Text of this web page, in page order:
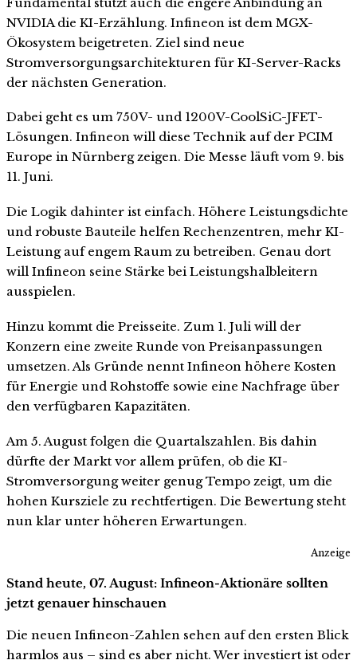
NVIDIA die KI-Erzählung. Infineon ist dem MGX-
Ökosystem beigetreten. Ziel sind neue
Stromversorgungsarchitekturen für KI-Server-Racks
der nächsten Generation.
Dabei geht es um 750V- und 1200V-CoolSiC-JFET-
Lösungen. Infineon will diese Technik auf der PCIM
Europe in Nürnberg zeigen. Die Messe läuft vom 9. bis
11. Juni.
Die Logik dahinter ist einfach. Höhere Leistungsdichte
und robuste Bauteile helfen Rechenzentren, mehr KI-
Leistung auf engem Raum zu betreiben. Genau dort
will Infineon seine Stärke bei Leistungshalbleitern
ausspielen.
Hinzu kommt die Preisseite. Zum 1. Juli will der
Konzern eine zweite Runde von Preisanpassungen
umsetzen. Als Gründe nennt Infineon höhere Kosten
für Energie und Rohstoffe sowie eine Nachfrage über
den verfügbaren Kapazitäten.
Am 5. August folgen die Quartalszahlen. Bis dahin
dürfte der Markt vor allem prüfen, ob die KI-
Stromversorgung weiter genug Tempo zeigt, um die
hohen Kursziele zu rechtfertigen. Die Bewertung steht
nun klar unter höheren Erwartungen.
Anzeige
Stand heute, 07. August: Infineon-Aktionäre sollten
jetzt genauer hinschauen
Die neuen Infineon-Zahlen sehen auf den ersten Blick
harmlos aus – sind es aber nicht. Wer investiert ist oder